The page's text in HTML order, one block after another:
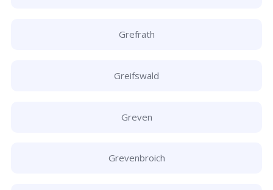
Grefrath
Greifswald
Greven
Grevenbroich